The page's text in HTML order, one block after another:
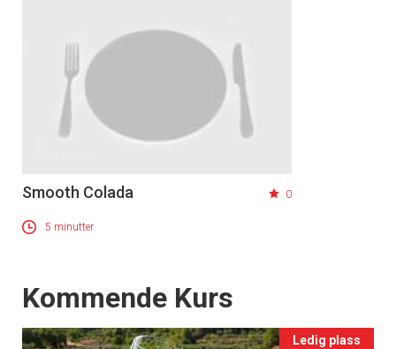
Smooth Colada 0
5 minutter
Events
Kommende Kurs
Ledig plass